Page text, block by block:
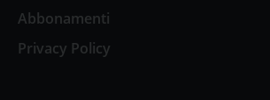
Abbonamenti
Privacy Policy